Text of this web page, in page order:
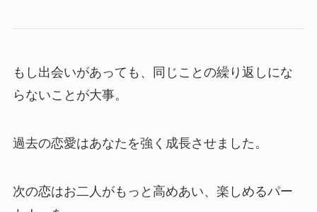
もし出会いがあっても、同じことの繰り返しにな
らないことが大事。
過去の恋愛はあなたを強く成長させました。
次の恋はお二人がもっと高めあい、楽しめるパー